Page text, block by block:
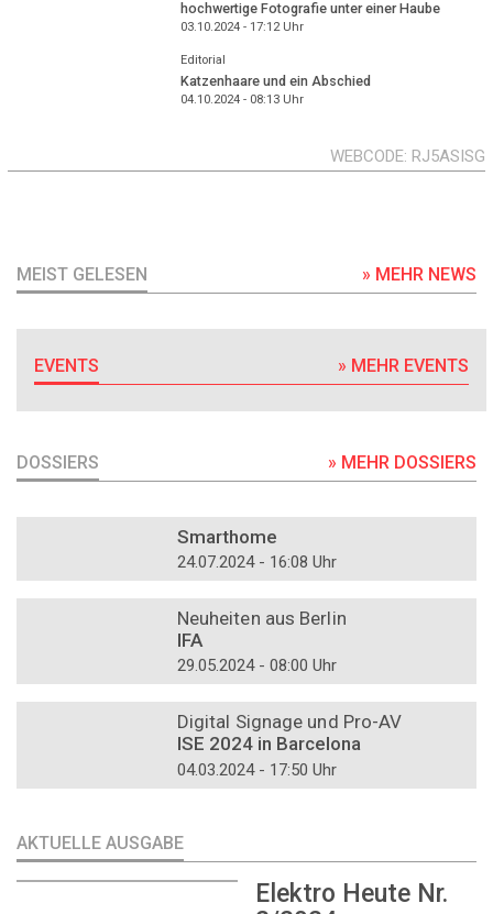
hochwertige Fotografie unter einer Haube
03.10.2024 - 17:12Uhr
Editorial
Katzenhaare und ein Abschied
04.10.2024 - 08:13Uhr
WEBCODE RJ5ASISG
MEIST GELESEN » MEHR NEWS
EVENTS » MEHR EVENTS
DOSSIERS » MEHR DOSSIERS
Smarthome
24.07.2024 - 16:08 Uhr
Neuheiten aus Berlin
IFA
29.05.2024 - 08:00 Uhr
Digital Signage und Pro-AV
ISE 2024 in Barcelona
04.03.2024 - 17:50 Uhr
AKTUELLE AUSGABE
Elektro Heute Nr.